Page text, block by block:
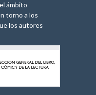
ámbito
torno a los
los autores